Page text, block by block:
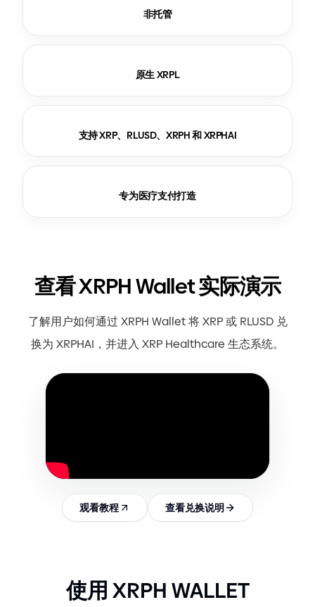
非托管
原生 XRPL
支持 XRP、RLUSD、XRPH 和 XRPHAI
专为医疗支付打造
查看 XRPH Wallet 实际演示
了解用户如何通过 XRPH Wallet 将 XRP 或 RLUSD 兑
换为 XRPHAI，并进入 XRP Healthcare 生态系统。
观看教程 查看兑换说明
使用 XRPH WALLET